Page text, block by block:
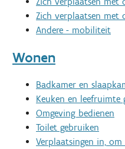
Zich verplaatsen met
Andere - mobiliteit
Wonen
Badkamer en
Keuken en leefruimte
Omgeving bedienen
Toilet gebruiken
Verplaatsingen in,